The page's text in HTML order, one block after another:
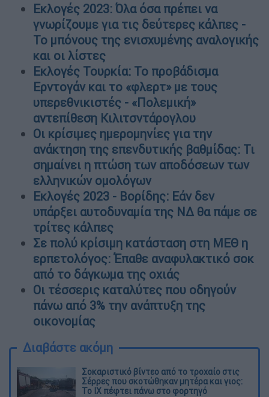
Εκλογές 2023: Όλα όσα πρέπει να
γνωρίζουμε για τις δεύτερες κάλπες -
Το μπόνους της ενισχυμένης αναλογικής
και οι λίστες
Εκλογές Τουρκία: Το προβάδισμα
Ερντογάν και το «φλερτ» με τους
υπερεθνικιστές - «Πολεμική»
αντεπίθεση Κιλιτσντάρογλου
Οι κρίσιμες ημερομηνίες για την
ανάκτηση της επενδυτικής βαθμίδας: Τι
σημαίνει η πτώση των αποδόσεων των
ελληνικών ομολόγων
Εκλογές 2023 - Βορίδης: Εάν δεν
υπάρξει αυτοδυναμία της ΝΔ θα πάμε σε
τρίτες κάλπες
Σε πολύ κρίσιμη κατάσταση στη ΜΕΘ η
ερπετολόγος: Έπαθε αναφυλακτικό σοκ
από το δάγκωμα της οχιάς
Oι τέσσερις καταλύτες που οδηγούν
πάνω από 3% την ανάπτυξη της
οικονομίας
Διαβάστε ακόμη
Σοκαριστικό βίντεο από το τροχαίο στις
Σέρρες που σκοτώθηκαν μητέρα και γιος:
Το ΙΧ πέφτει πάνω στο φορτηγό